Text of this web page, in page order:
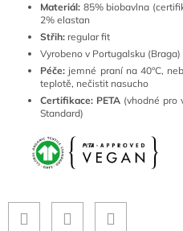
Materiál: 85% biobavlna
2% elastan
Střih: regular fit
Vyrobeno v Portugalsku (Braga)
Péče: jemné praní na 40°C,
teplotě, nečistit nasucho
Certifikace: PETA (vhodné pro
Standard)